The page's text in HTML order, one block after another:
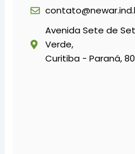
Avenida Sete de
Verde,
Curitiba - Paraná,